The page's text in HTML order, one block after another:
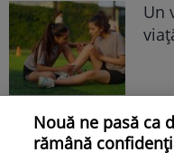
Un
Libertatea.ro
Nouă ne pasă ca
rămână